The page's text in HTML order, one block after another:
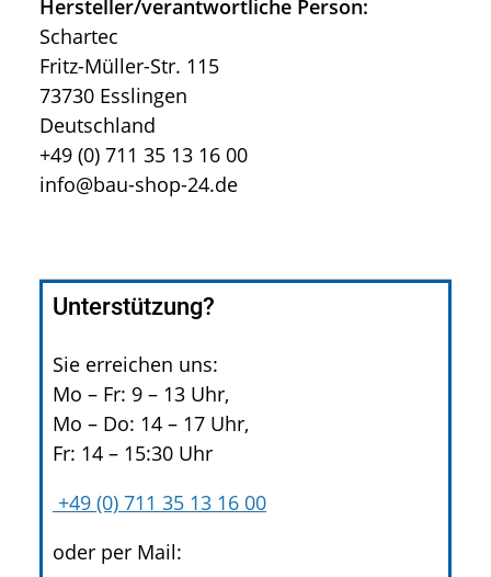
Hersteller/verantwortliche Person:
Schartec
Fritz-Müller-Str. 115
73730 Esslingen
Deutschland
+49 (0) 711 35 13 16 00
info@bau-shop-24.de
Unterstützung?
Sie erreichen uns:
Mo – Fr: 9 – 13 Uhr,
Mo – Do: 14 – 17 Uhr,
Fr: 14 – 15:30 Uhr
+49 (0) 711 35 13 16 00
oder per Mail: